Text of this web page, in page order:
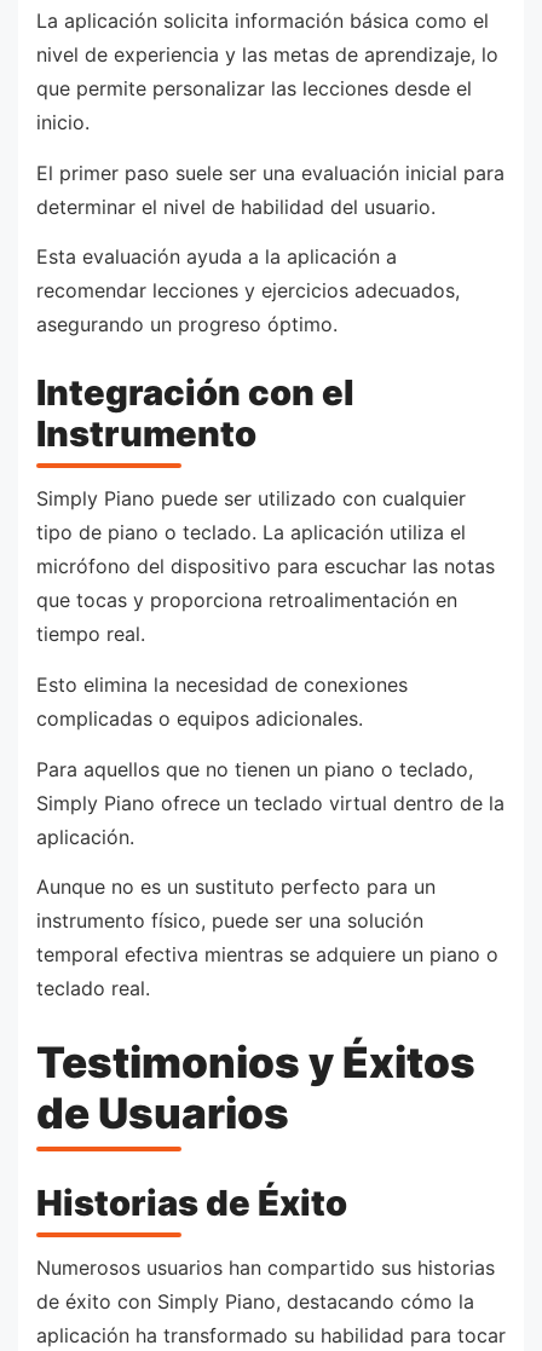
La aplicación solicita información básica como el
nivel de experiencia y las metas de aprendizaje, lo
que permite personalizar las lecciones desde el
inicio.
El primer paso suele ser una evaluación inicial para
determinar el nivel de habilidad del usuario.
Esta evaluación ayuda a la aplicación a
recomendar lecciones y ejercicios adecuados,
asegurando un progreso óptimo.
Integración con el
Instrumento
Simply Piano puede ser utilizado con cualquier
tipo de piano o teclado. La aplicación utiliza el
micrófono del dispositivo para escuchar las notas
que tocas y proporciona retroalimentación en
tiempo real.
Esto elimina la necesidad de conexiones
complicadas o equipos adicionales.
Para aquellos que no tienen un piano o teclado,
Simply Piano ofrece un teclado virtual dentro de la
aplicación.
Aunque no es un sustituto perfecto para un
instrumento físico, puede ser una solución
temporal efectiva mientras se adquiere un piano o
teclado real.
Testimonios y Éxitos
de Usuarios
Historias de Éxito
Numerosos usuarios han compartido sus historias
de éxito con Simply Piano, destacando cómo la
aplicación ha transformado su habilidad para tocar